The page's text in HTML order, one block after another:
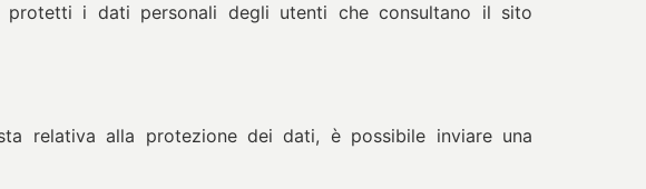
protetti i dati personali degli utenti che consultano il sito
relativa alla protezione dei dati, è possibile inviare una